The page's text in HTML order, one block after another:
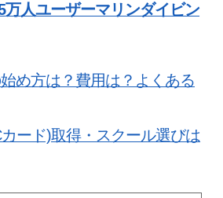
万人ユーザーマリンダイビン
め方は？費用は？よくある
ード)取得・スクール選びは